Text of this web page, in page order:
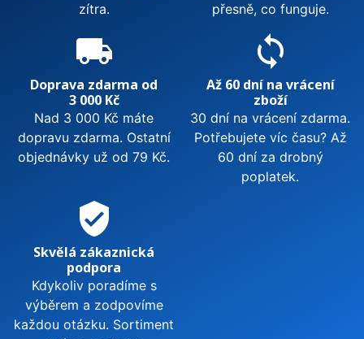
zítra.
přesně, co funguje.
local_shipping
Doprava zdarma od
3 000 Kč
Nad 3 000 Kč máte
dopravu zdarma. Ostatní
objednávky už od 79 Kč.
sync
Až 60 dní na vrácení
zboží
30 dní na vrácení zdarma.
Potřebujete víc času? Až
60 dní za drobný
poplatek.
verified_user
Skvělá zákaznická
podpora
Kdykoliv poradíme s
výběrem a zodpovíme
každou otázku. Sortiment